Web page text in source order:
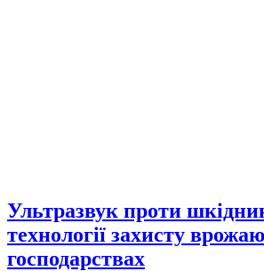
Ультразвук проти
технології захисту
господарствах